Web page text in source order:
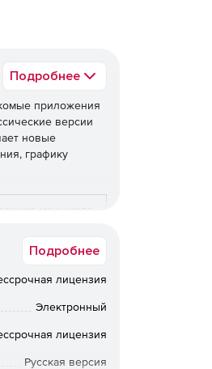
Подробнее
приложения
версии
новые
графику
меньшего
Подробнее
лицензия
Электронный
лицензия
Русская версия